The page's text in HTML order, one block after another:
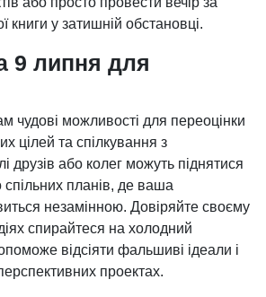
книги у затишній обстановці.
9 липня для
чудові можливості для переоцінки
цілей та спілкування з
друзів або колег можуть піднятися
планів, де ваша
незамінною. Довіряйте своєму
спирайтеся на холодний
відсіяти фальшиві ідеали і
проектах.